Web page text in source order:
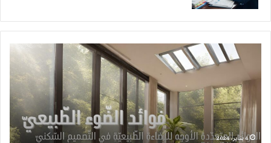
المتعددة
الأوجه
للإضاءة
الطبيعية
4 يناير، 2024